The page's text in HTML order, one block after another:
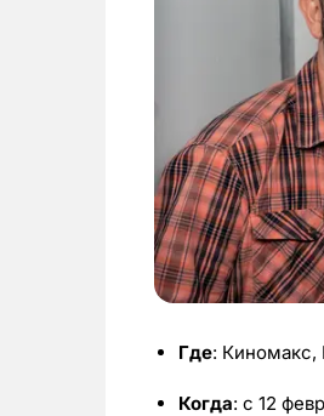
Где: Киномакс,
Когда: с 12